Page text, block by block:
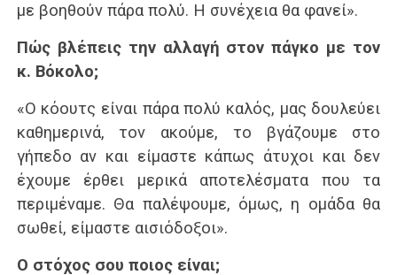
με βοηθούν πάρα πολύ. Η συνέχεια θα φανεί».
Πώς βλέπεις την αλλαγή στον πάγκο με τον
κ. Βόκολο;
«Ο κόουτς είναι πάρα πολύ καλός, μας δουλεύει
καθημερινά, τον ακούμε, το βγάζουμε στο
γήπεδο αν και είμαστε κάπως άτυχοι και δεν
έχουμε έρθει μερικά αποτελέσματα που τα
περιμέναμε. Θα παλέψουμε, όμως, η ομάδα θα
σωθεί, είμαστε αισιόδοξοι».
Ο στόχος σου ποιος είναι;